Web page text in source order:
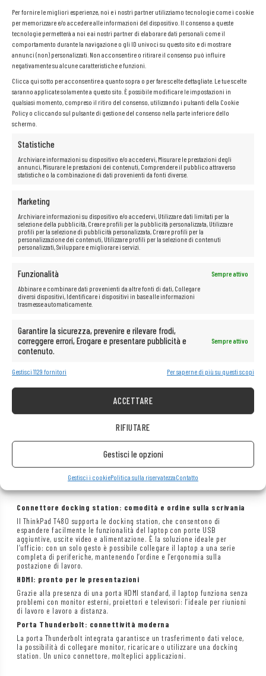
Per fornire le migliori esperienze, noi e i nostri partner utilizziamo tecnologie come i cookie
per memorizzare e/o accedere alle informazioni del dispositivo. Il consenso a queste
tecnologie permetterà a noi e ai nostri partner di elaborare dati personali come il
comportamento durante la navigazione o gli ID univoci su questo sito e di mostrare
annunci (non) personalizzati. Non acconsentire o ritirare il consenso può influire
negativamente su alcune caratteristiche e funzioni.
Clicca qui sotto per acconsentire a quanto sopra o per fare scelte dettagliate. Le tue scelte
saranno applicate solamente a questo sito. È possibile modificare le impostazioni in
qualsiasi momento, compreso il ritiro del consenso, utilizzando i pulsanti della Cookie
Policy o cliccando sul pulsante di gestione del consenso nella parte inferiore dello
schermo.
Statistiche
Archiviare informazioni su dispositivo e/o accedervi, Misurare le prestazioni degli
annunci, Misurare le prestazioni dei contenuti, Comprendere il pubblico attraverso
statistiche o la combinazione di dati provenienti da fonti diverse.
Marketing
Archiviare informazioni su dispositivo e/o accedervi, Utilizzare dati limitati per la
selezione della pubblicità, Creare profili per la pubblicità personalizzata, Utilizzare
profili per la selezione di pubblicità personalizzata, Creare profili per la
personalizzazione dei contenuti, Utilizzare profili per la selezione di contenuti
personalizzati, Sviluppare e migliorare i servizi.
Funzionalità
Sempre attivo
Abbinare e combinare dati provenienti da altre fonti di dati, Collegare
diversi dispositivi, Identificare i dispositivi in base alle informazioni
trasmesse automaticamente.
Garantire la sicurezza, prevenire e rilevare frodi,
correggere errori, Erogare e presentare pubblicità e
contenuto.
Sempre attivo
Gestisci 1129 fornitori Per saperne di più su questi scopi
ACCETTARE
RIFIUTARE
Gestisci le opzioni
Gestisci i cookiePolitica sulla riservatezzaContatto
La cerniera che consente di aprire il laptop fino a 180 gradi permette di
regolare in modo flessibile l’angolo di inclinazione dello schermo. Ciò è
particolarmente utile nel lavoro di squadra, durante le presentazioni o in
viaggio.
Tastiera ergonomica e controllo preciso
La comoda tastiera a isola con tasti chiari e piacevoli è il segno
distintivo della serie ThinkPad. In combinazione con il touchpad
sensibile che supporta i gesti multi-dito e il leggendario trackpoint,
consente un controllo comodo e preciso del dispositivo, anche senza
l’uso del mouse, in qualsiasi condizione.
Copertura meccanica della fotocamera: maggiore sicurezza
Il laptop è dotato di un pratico interruttore meccanico che copre la
aumenta la privacy e la sicurezza dell’utente in ogni situazione.
Connettore docking station: comodità e ordine sulla scrivania
Il ThinkPad T480 supporta le docking station, che consentono di
espandere facilmente le funzionalità del laptop con porte USB
aggiuntive, uscite video e alimentazione. È la soluzione ideale per
l’ufficio: con un solo gesto è possibile collegare il laptop a una serie
completa di periferiche, mantenendo l’ordine e l’ergonomia sulla
postazione di lavoro.
HDMI: pronto per le presentazioni
Grazie alla presenza di una porta HDMI standard, il laptop funziona senza
problemi con monitor esterni, proiettori e televisori: l’ideale per riunioni
di lavoro e lavoro a distanza.
Porta Thunderbolt: connettività moderna
La porta Thunderbolt integrata garantisce un trasferimento dati veloce,
la possibilità di collegare monitor, ricaricare o utilizzare una docking
station. Un unico connettore, molteplici applicazioni.